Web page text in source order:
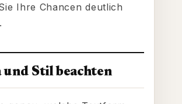
Ihre Chancen deutlich
und Stil beachten